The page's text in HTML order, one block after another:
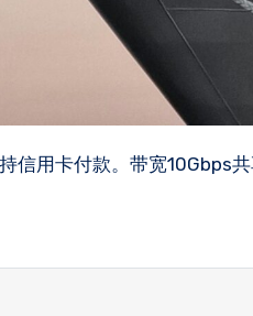
信用卡付款。带宽10Gbps